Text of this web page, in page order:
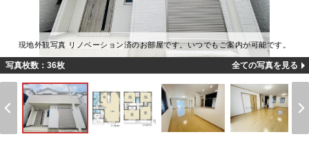
現地外観写真 リノベーション済のお部屋です。いつでもご案内が可能です。
写真枚数：36枚 全ての写真を見る